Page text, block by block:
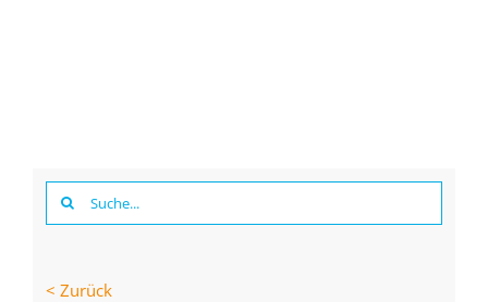
Suche
nach:
< Zurück